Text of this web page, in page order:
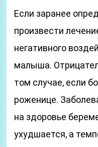
Если заранее
произвести
негативного
малыша.
том случае, если
роженице.
на здоровье
ухудшается, а